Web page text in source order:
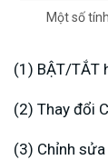
Một số
(1) BẬT/TẮT
(2) Thay đổi
(3) Chỉnh